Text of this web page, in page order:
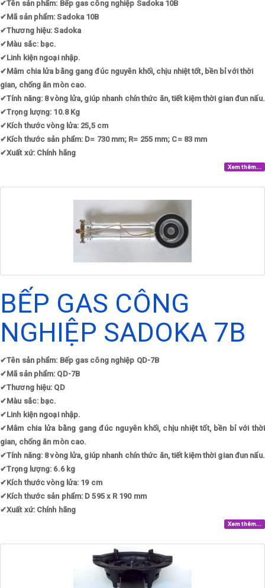
✔Tên sản phẩm: Bếp gas công nghiệp Sadoka 10B
✔Mã sản phẩm: Sadoka 10B
✔Thương hiệu: Sadoka
✔Màu sắc: bạc.
✔Linh kiện ngoại nhập.
✔Mâm chia lửa bằng gang đúc nguyên khối, chịu nhiệt tốt, bền bỉ với thời
gian, chống ăn mòn cao.
✔Tính năng: 8 vòng lửa, giúp nhanh chín thức ăn, tiết kiệm thời gian đun nấu.
✔Trọng lượng: 10.8 Kg
✔Kích thước vòng lửa: 25,5 cm
✔Kích thước sản phẩm: D= 730 mm; R= 255 mm; C= 83 mm
✔Xuất xứ: Chính hãng
Xem thêm...
BẾP GAS CÔNG
NGHIỆP SADOKA 7B
✔Tên sản phẩm: Bếp gas công nghiệp QD-7B
✔Mã sản phẩm: QD-7B
✔Thương hiệu: QD
✔Màu sắc: bạc.
✔Linh kiện ngoại nhập.
✔Mâm chia lửa bằng gang đúc nguyên khối, chịu nhiệt tốt, bền bỉ với thời
gian, chống ăn mòn cao.
✔Tính năng: 8 vòng lửa, giúp nhanh chín thức ăn, tiết kiệm thời gian đun nấu.
✔Trọng lượng: 6.6 kg
✔Kích thước vòng lửa: 19 cm
✔Kích thước sản phẩm: D 595 x R 190 mm
✔Xuất xứ: Chính hãng
Xem thêm...